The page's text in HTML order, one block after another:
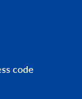
code